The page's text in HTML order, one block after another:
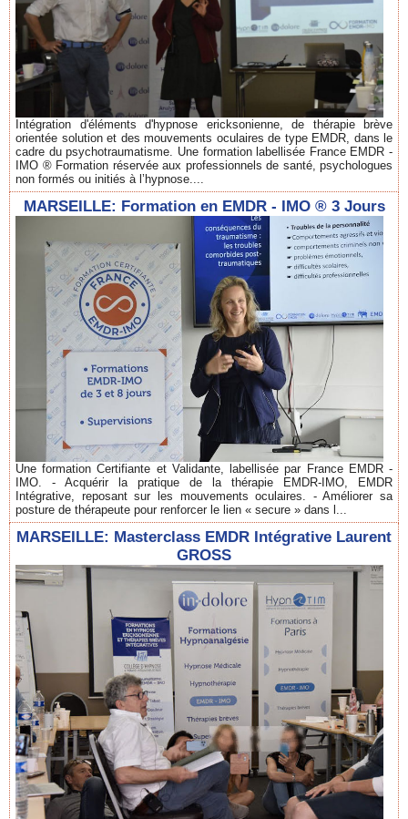
Intégration d'éléments d'hypnose ericksonienne, de thérapie brève
orientée solution et des mouvements oculaires de type EMDR, dans le
cadre du psychotraumatisme. Une formation labellisée France EMDR -
IMO ® Formation réservée aux professionnels de santé, psychologues
non formés ou initiés à l’hypnose....
MARSEILLE: Formation en EMDR - IMO ® 3 Jours
Une formation Certifiante et Validante, labellisée par France EMDR -
IMO. - Acquérir la pratique de la thérapie EMDR-IMO, EMDR
Intégrative, reposant sur les mouvements oculaires. - Améliorer sa
posture de thérapeute pour renforcer le lien « secure » dans l...
MARSEILLE: Masterclass EMDR Intégrative Laurent
GROSS